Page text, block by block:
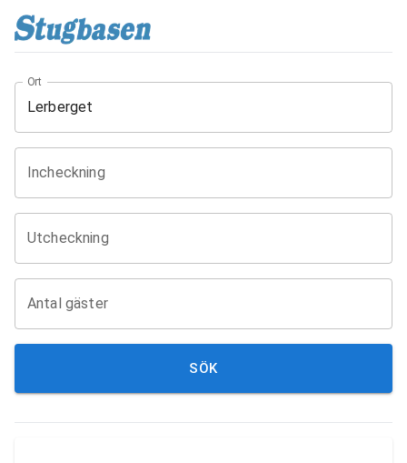
Ort
Incheckning
Utcheckning
Antal gäster
SÖK